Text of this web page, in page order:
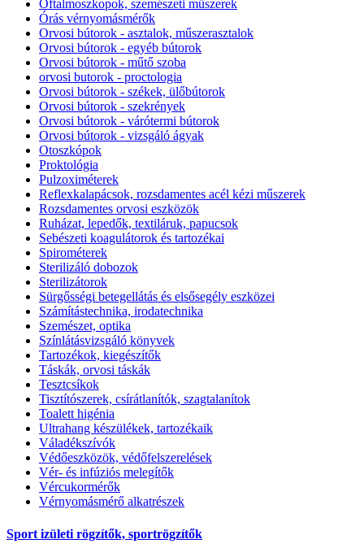
Oftalmoszkopok, szemészeti műszerek
Órás vérnyomásmérők
Orvosi bútorok - asztalok, műszerasztalok
Orvosi bútorok - egyéb bútorok
Orvosi bútorok - műtő szoba
orvosi butorok - proctologia
Orvosi bútorok - székek, ülőbútorok
Orvosi bútorok - szekrények
Orvosi bútorok - várótermi bútorok
Orvosi bútorok - vizsgáló ágyak
Otoszkópok
Proktológia
Pulzoximéterek
Reflexkalapácsok, rozsdamentes acél kézi műszerek
Rozsdamentes orvosi eszközök
Ruházat, lepedők, textiláruk, papucsok
Sebészeti koagulátorok és tartozékai
Spirométerek
Sterilizáló dobozok
Sterilizátorok
Sürgősségi betegellátás és elsősegély eszközei
Számítástechnika, irodatechnika
Szemészet, optika
Színlátásvizsgáló könyvek
Tartozékok, kiegészítők
Táskák, orvosi táskák
Tesztcsíkok
Tisztítószerek, csírátlanítók, szagtalanítok
Toalett higénia
Ultrahang készülékek, tartozékaik
Váladékszívók
Védőeszközök, védőfelszerelések
Vér- és infúziós melegítők
Vércukormérők
Vérnyomásmérő alkatrészek
Sport izületi rögzítők, sportrögzítők